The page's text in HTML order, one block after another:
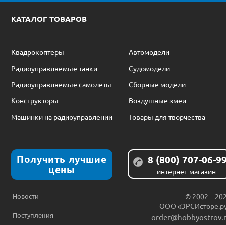
КАТАЛОГ ТОВАРОВ
Квадрокоптеры
Автомодели
Радиоуправляемые танки
Судомодели
Радиоуправляемые самолеты
Сборные модели
Конструкторы
Воздушные змеи
Машинки на радиоуправлении
Товары для творчества
Получить лучшие
цены
8 (800) 707-06-
интернет-магазин
Новости
Поступления
© 2002 –
ООО